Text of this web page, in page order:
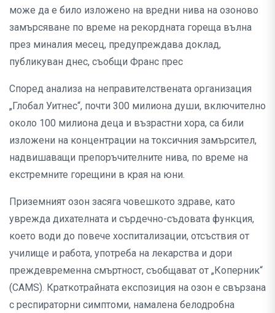
може да е било изложено на вредни нива на озоново
замърсяване по време на рекордната гореща вълна
през миналия месец, предупреждава доклад,
публикуван днес, съобщи Франс прес
Според анализа на неправителствената организация
„Глобал Уитнес“, почти 300 милиона души, включително
около 100 милиона деца и възрастни хора, са били
изложени на концентрации на токсичния замърсител,
надвишаващи препоръчителните нива, по време на
екстремните горещини в края на юни.
Приземният озон засяга човешкото здраве, като
уврежда дихателната и сърдечно-съдовата функция,
което води до повече хоспитализации, отсъствия от
училище и работа, употреба на лекарства и дори
преждевременна смъртност, съобщават от „Коперник“
(CAMS). Краткотрайната експозиция на озон е свързана
с респираторни симптоми, намалена белодробна